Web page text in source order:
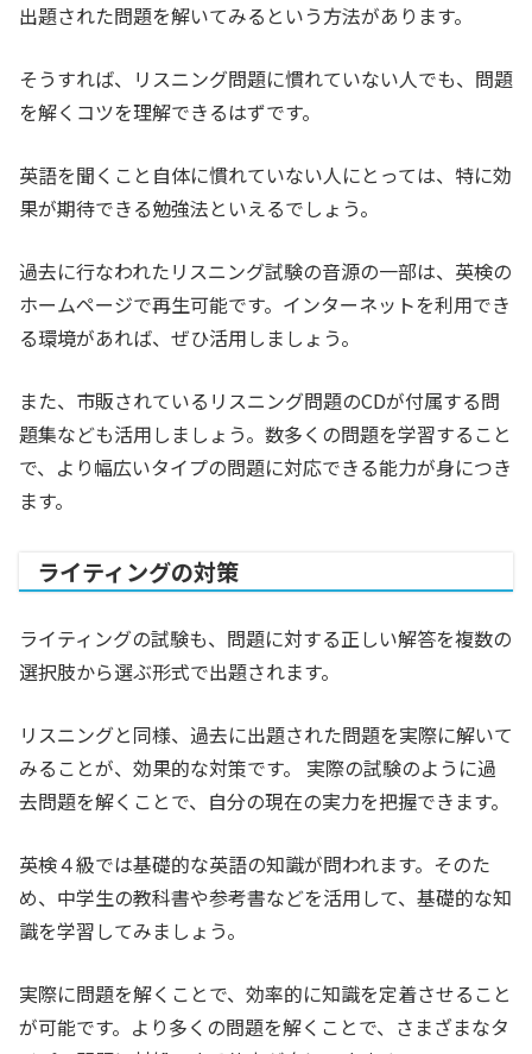
出題された問題を解いてみるという方法があります。
そうすれば、リスニング問題に慣れていない人でも、問題
を解くコツを理解できるはずです。
英語を聞くこと自体に慣れていない人にとっては、特に効
果が期待できる勉強法といえるでしょう。
過去に行なわれたリスニング試験の音源の一部は、英検の
ホームページで再生可能です。インターネットを利用でき
る環境があれば、ぜひ活用しましょう。
また、市販されているリスニング問題のCDが付属する問
題集なども活用しましょう。数多くの問題を学習すること
で、より幅広いタイプの問題に対応できる能力が身につき
ます。
ライティングの対策
ライティングの試験も、問題に対する正しい解答を複数の
選択肢から選ぶ形式で出題されます。
リスニングと同様、過去に出題された問題を実際に解いて
みることが、効果的な対策です。 実際の試験のように過
去問題を解くことで、自分の現在の実力を把握できます。
英検４級では基礎的な英語の知識が問われます。そのた
め、中学生の教科書や参考書などを活用して、基礎的な知
識を学習してみましょう。
実際に問題を解くことで、効率的に知識を定着させること
が可能です。より多くの問題を解くことで、さまざまなタ